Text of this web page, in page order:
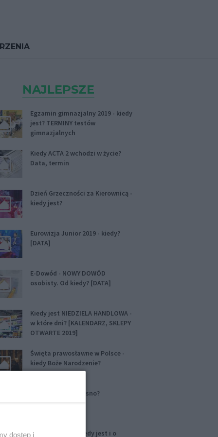
NAJLEPSZE
Egzamin gimnazjalny 2019 - kiedy
jest? TERMINY testów
gimnazjalnych
Kiedy ACTA 2 wchodzi w życie?
Data, termin
Dzień Grzeczności za Kierownicą -
kiedy jest?
Eurowizja Junior 2019 - kiedy?
[DATA]
E-Dowód - NOWY DOWÓD
osobisty. Od kiedy? [DATA]
Kiedy jest NIEDZIELA HANDLOWA -
w które dni? [KALENDARZ, SKLEPY
OTWARTE 2019]
Święta prawosławne w Polsce -
kiedy Boże Narodzenie?
O której się robi jasno?
Godzina Łaski - kiedy jest i o
dostęp i